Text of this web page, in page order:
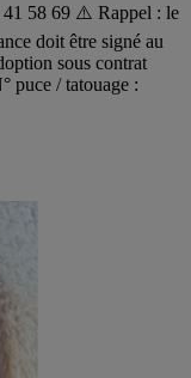
41 58 69 ⚠️ Rappel : le
doit être signé au
sous contrat
puce / tatouage :